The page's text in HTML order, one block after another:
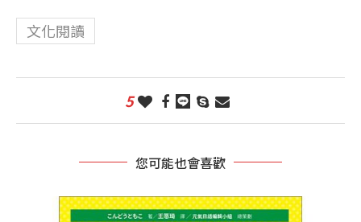
文化閱讀
5
您可能也會喜歡